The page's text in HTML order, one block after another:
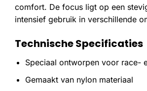
comfort. De focus ligt op een
intensief gebruik in verschillende
Technische Specificaties
Speciaal ontworpen voor race-
Gemaakt van nylon materiaal